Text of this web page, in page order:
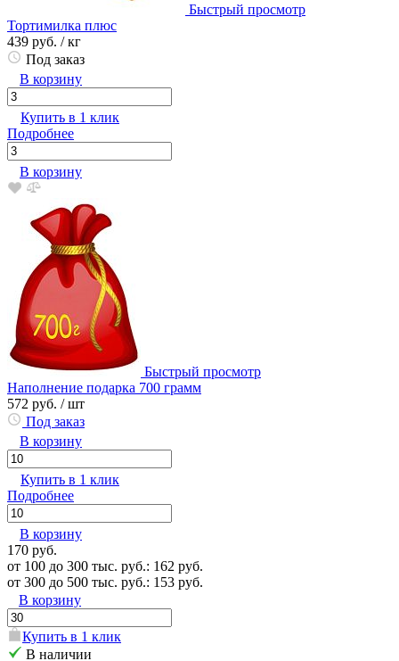
Быстрый просмотр
Тортимилка плюс
439 руб. / кг
Под заказ
В корзину
Купить в 1 клик
Подробнее
В корзину
Быстрый просмотр
Наполнение подарка 700 грамм
572 руб. / шт
Под заказ
В корзину
Купить в 1 клик
Подробнее
В корзину
170 руб.
от 100 до 300 тыс. руб.: 162 руб.
от 300 до 500 тыс. руб.: 153 руб.
В корзину
Купить в 1 клик
В наличии